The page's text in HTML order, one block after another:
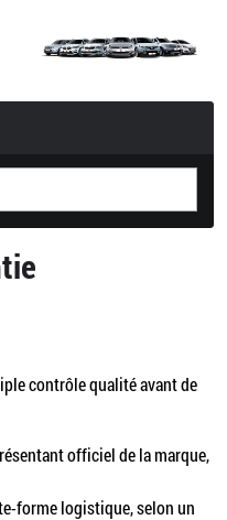
contrôle qualité avant de
officiel de la marque,
forme logistique, selon un